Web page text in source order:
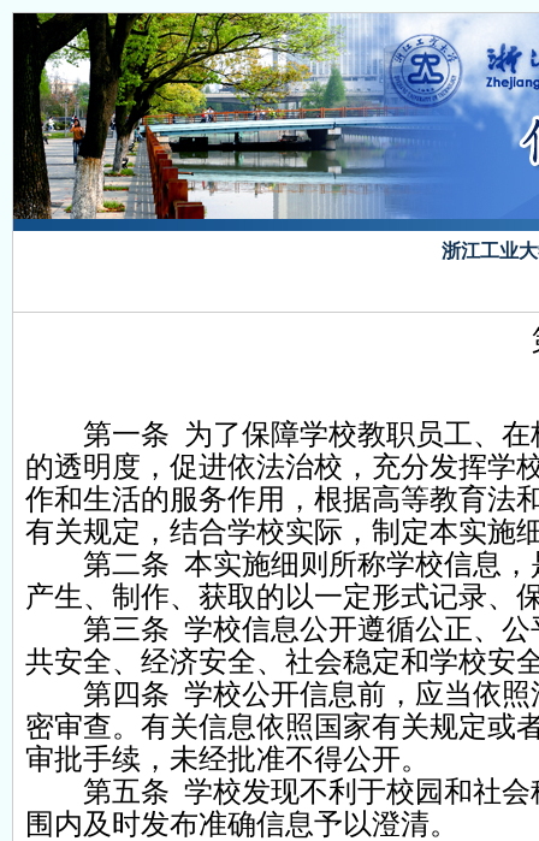
浙江工业
第一条 为了保障学校教职员工、在
的透明度，促进依法治校，充分发挥学
作和生活的服务作用，根据高等教育法
有关规定，结合学校实际，制定本实施
第二条 本实施细则所称学校信息，
产生、制作、获取的以一定形式记录、
第三条 学校信息公开遵循公正、公
共安全、经济安全、社会稳定和学校安
第四条 学校公开信息前，应当依照
密审查。有关信息依照国家有关规定或
审批手续，未经批准不得公开。
第五条 学校发现不利于校园和社会
围内及时发布准确信息予以澄清。